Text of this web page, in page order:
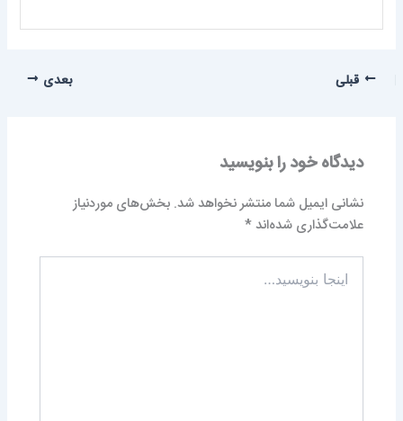
قبلی بعدی
دیدگاه‌ خود را بنویسید
نشانی ایمیل شما منتشر نخواهد شد. بخش‌های موردنیاز
علامت‌گذاری شده‌اند*
اینجا
بنویسید…